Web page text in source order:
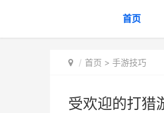
首页
首页 > 手游技巧
受欢迎的打猎